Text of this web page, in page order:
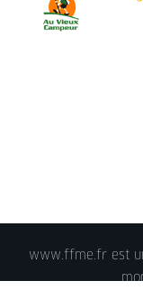
www.ffme.fr est